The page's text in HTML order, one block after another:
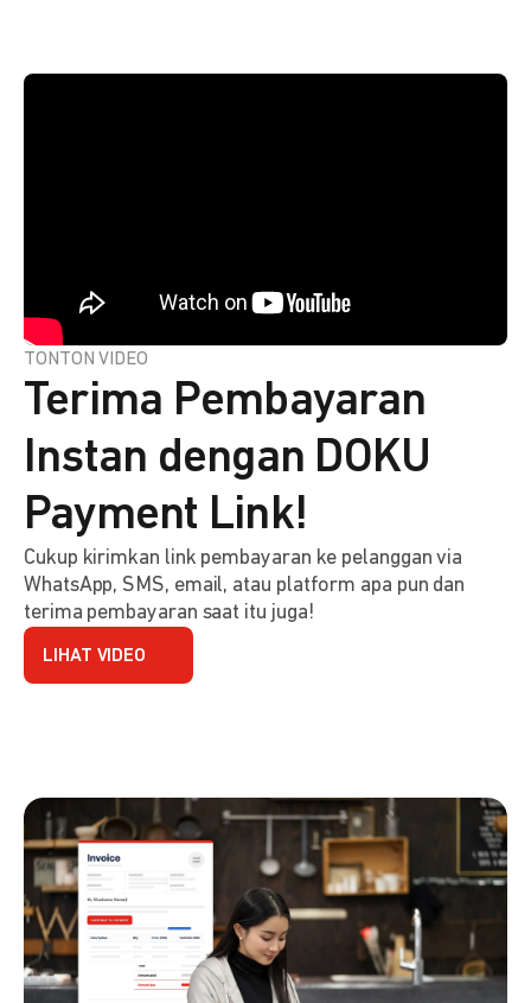
TONTON VIDEO
Terima Pembayaran
Instan dengan DOKU
Payment Link!
Cukup kirimkan link pembayaran ke pelanggan via
WhatsApp, SMS, email, atau platform apa pun dan
terima pembayaran saat itu juga!
LIHAT VIDEO